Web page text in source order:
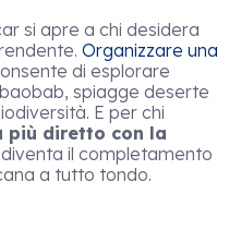
si apre a chi desidera
Organizzare una
di esplorare
spiagge deserte
E per chi
più diretto con la
diventa il completamento
a tutto tondo.